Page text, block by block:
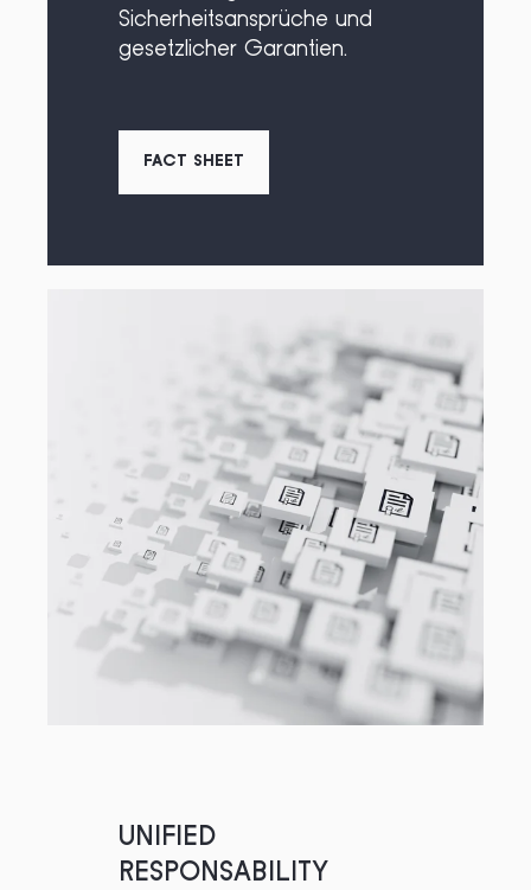
Sicherheitsansprüche und
gesetzlicher Garantien.
FACT SHEET
UNIFIED
RESPONSABILITY